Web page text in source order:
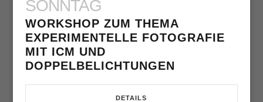
SONNTAG
WORKSHOP ZUM THEMA
EXPERIMENTELLE FOTOGRAFIE
MIT ICM UND
DOPPELBELICHTUNGEN
DETAILS